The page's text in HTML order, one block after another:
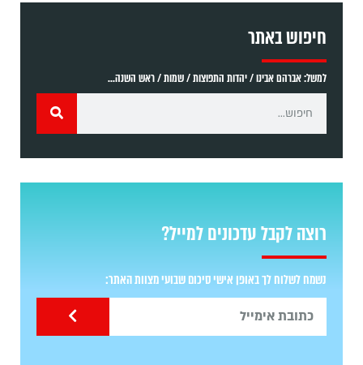
חיפוש באתר
למשל: אברהם אבינו / יהדות התפוצות / שמות / ראש השנה...
רוצה לקבל עדכונים למייל?
נשמח לשלוח לך באופן אישי סיכום שבועי מצוות האתר: